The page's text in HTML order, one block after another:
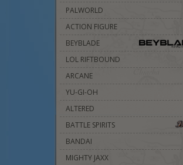
PALWORLD
ACTION FIGURE
BEYBLADE
LOL RIFTBOUND
ARCANE
YU-GI-OH
ALTERED
BATTLE SPIRITS
BANDAI
MIGHTY JAXX